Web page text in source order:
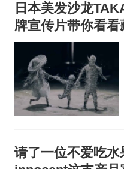
日本美发沙龙
牌宣传片带你看看
请了一位不爱吃水